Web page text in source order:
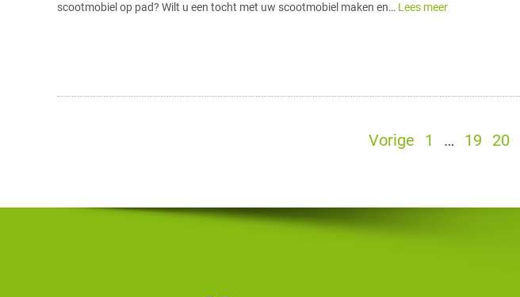
scootmobiel op pad? Wilt u een tocht met uw scootmobiel maken en… Lees meer
Vorige 1 … 19 20